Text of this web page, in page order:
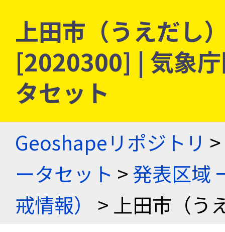
上田市（うえだし
[2020300] | 気象
タセット
Geoshapeリポジトリ >
ータセット >発表区域
戒情報）
> 上田市（う